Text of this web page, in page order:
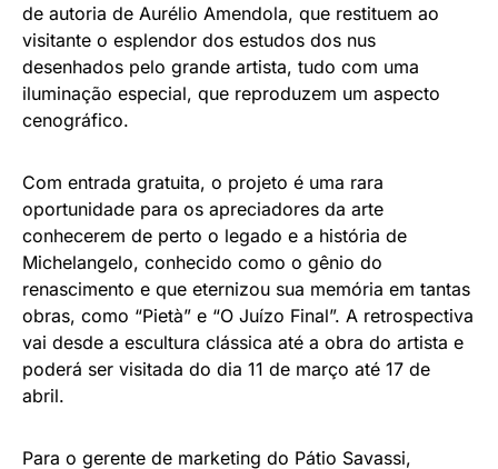
de autoria de Aurélio Amendola, que restituem ao
visitante o esplendor dos estudos dos nus
desenhados pelo grande artista, tudo com uma
iluminação especial, que reproduzem um aspecto
cenográfico.
Com entrada gratuita, o projeto é uma rara
oportunidade para os apreciadores da arte
conhecerem de perto o legado e a história de
Michelangelo, conhecido como o gênio do
renascimento e que eternizou sua memória em tantas
obras, como “Pietà” e “O Juízo Final”. A retrospectiva
vai desde a escultura clássica até a obra do artista e
poderá ser visitada do dia 11 de março até 17 de
abril.
Para o gerente de marketing do Pátio Savassi,